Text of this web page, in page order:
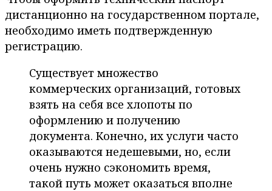
дистанционно на государственном портале,
необходимо иметь подтвержденную
регистрацию.
Существует множество
коммерческих организаций, готовых
взять на себя все хлопоты по
оформлению и получению
документа. Конечно, их услуги часто
оказываются недешевыми, но, если
очень нужно сэкономить время,
такой путь может оказаться вполне